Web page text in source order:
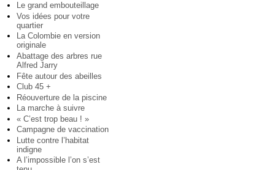
Le grand embouteillage
Vos idées pour votre
quartier
La Colombie en version
originale
Abattage des arbres rue
Alfred Jarry
Fête autour des abeilles
Club 45 +
Réouverture de la piscine
La marche à suivre
« C’est trop beau ! »
Campagne de vaccination
Lutte contre l’habitat
indigne
A l’impossible l’on s’est